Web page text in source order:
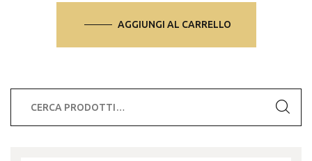
AGGIUNGI AL CARRELLO